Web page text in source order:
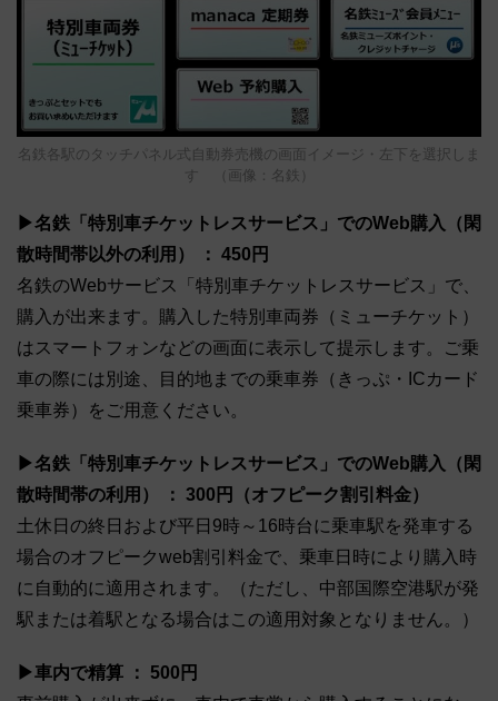
名鉄各駅のタッチパネル式自動券売機の画面イメージ・左下を選択しま
す （画像：名鉄）
▶名鉄「特別車チケットレスサービス」でのWeb購入（閑
散時間帯以外の利用） ： 450円
名鉄のWebサービス「特別車チケットレスサービス」で、
購入が出来ます。購入した特別車両券（ミューチケット）
はスマートフォンなどの画面に表示して提示します。ご乗
車の際には別途、目的地までの乗車券（きっぷ・ICカード
乗車券）をご用意ください。
▶名鉄「特別車チケットレスサービス」でのWeb購入（閑
散時間帯の利用） ： 300円（オフピーク割引料金）
土休日の終日および平日9時～16時台に乗車駅を発車する
場合のオフピークweb割引料金で、乗車日時により購入時
に自動的に適用されます。（ただし、中部国際空港駅が発
駅または着駅となる場合はこの適用対象となりません。）
▶車内で精算 ： 500円